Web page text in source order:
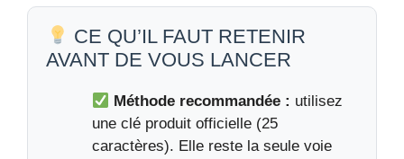
CE QU’IL FAUT RETENIR
AVANT DE VOUS LANCER
Méthode recommandée : utilisez
une clé produit officielle (25
caractères). Elle reste la seule voie